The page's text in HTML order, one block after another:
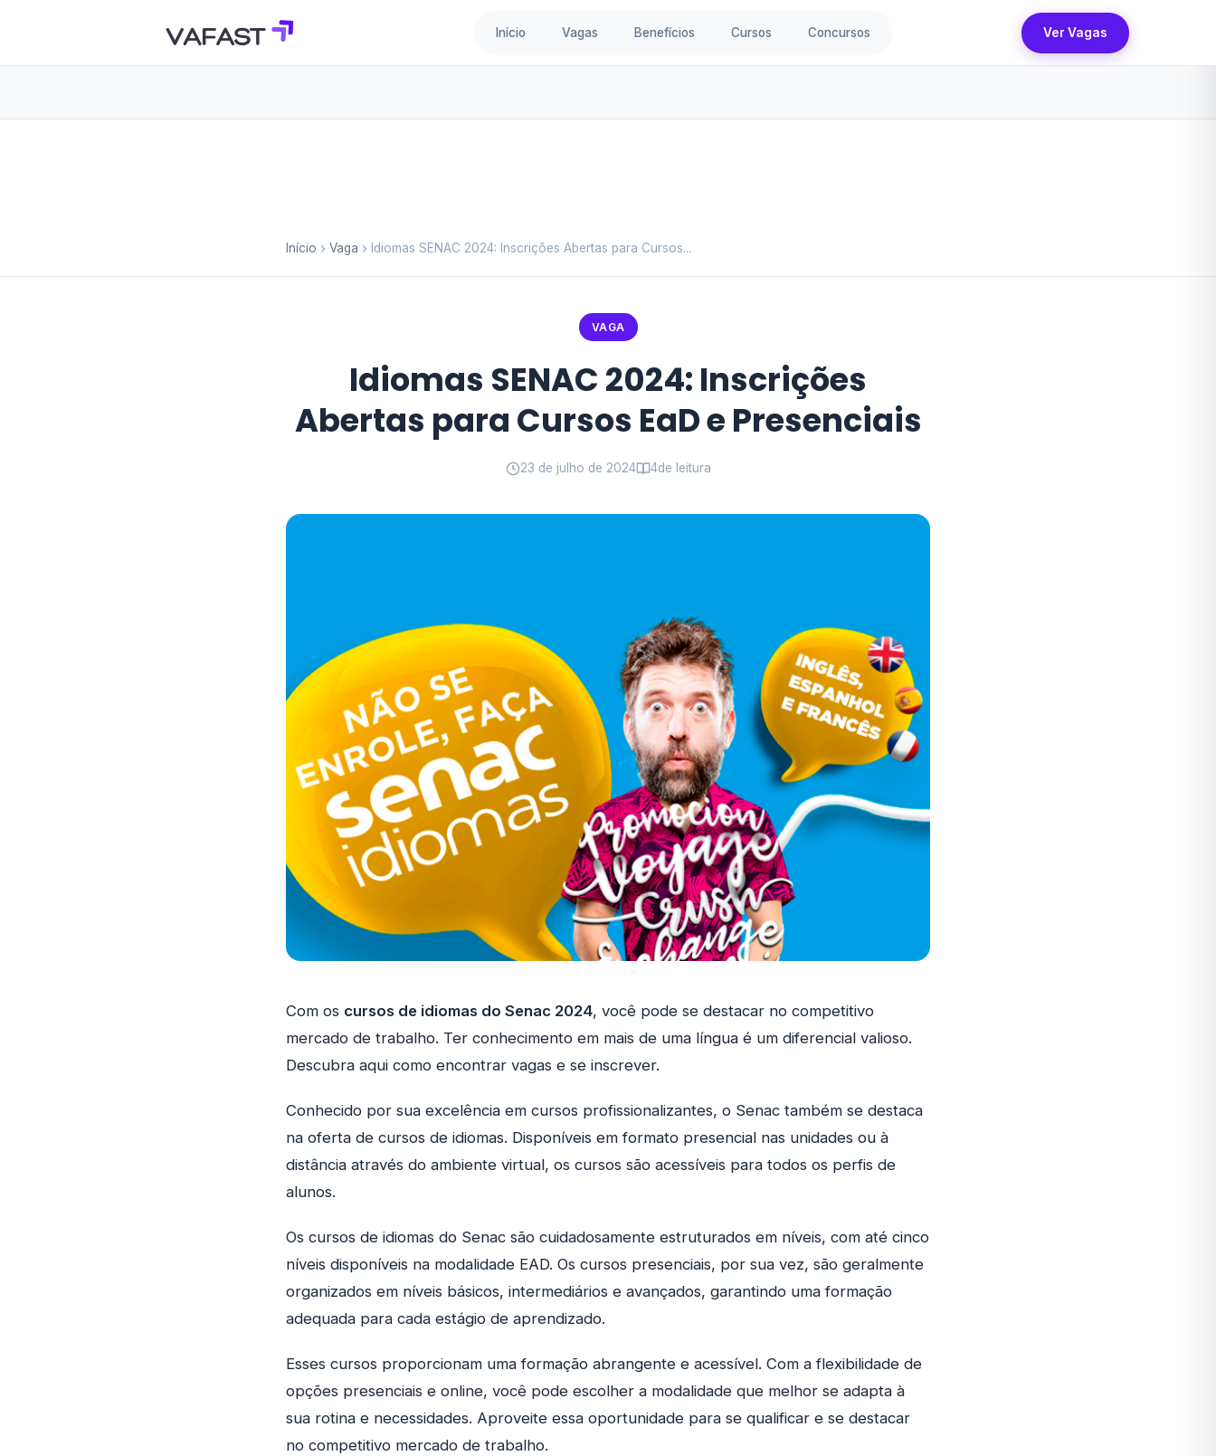
Início Vagas Benefícios Cursos Concursos Ver Vagas
Início Vaga Idiomas SENAC 2024: Inscrições Abertas para Cursos...
VAGA
Idiomas SENAC 2024: Inscrições
Abertas para Cursos EaD e Presenciais
23 de julho de 2024 4de leitura
Com os cursos de idiomas do Senac 2024, você pode se destacar no competitivo
mercado de trabalho. Ter conhecimento em mais de uma língua é um diferencial valioso.
Descubra aqui como encontrar vagas e se inscrever.
Conhecido por sua excelência em cursos profissionalizantes, o Senac também se destaca
na oferta de cursos de idiomas. Disponíveis em formato presencial nas unidades ou à
distância através do ambiente virtual, os cursos são acessíveis para todos os perfis de
alunos.
Os cursos de idiomas do Senac são cuidadosamente estruturados em níveis, com até cinco
níveis disponíveis na modalidade EAD. Os cursos presenciais, por sua vez, são geralmente
organizados em níveis básicos, intermediários e avançados, garantindo uma formação
adequada para cada estágio de aprendizado.
Esses cursos proporcionam uma formação abrangente e acessível. Com a flexibilidade de
opções presenciais e online, você pode escolher a modalidade que melhor se adapta à
sua rotina e necessidades. Aproveite essa oportunidade para se qualificar e se destacar
no competitivo mercado de trabalho.